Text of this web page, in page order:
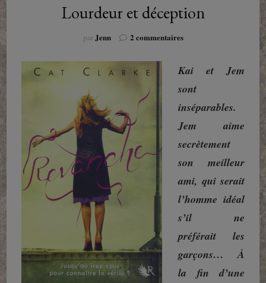
Lourdeur et déception
parJenn 2 commentairessur
Cat
Clarke
:
Lourdeur
et
déception
Kai et Jem
sont
inséparables.
Jem aime
secrètement
son meilleur
ami, qui serait
l’homme idéal
s’il ne
préférait les
garçons… À
la fin d’une